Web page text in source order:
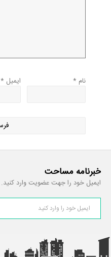
نام * ایمیل *
خبرنامه مساحت
ایمیل خود را جهت عضویت وارد کنید.